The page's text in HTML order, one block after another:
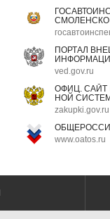
ПОРТАЛ
ved.gov.ru
ОФИЦ.
НОЙ
zakupki.gov.ru
www.oatos.ru